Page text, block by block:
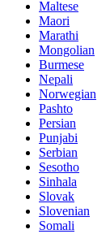
Maltese
Maori
Marathi
Mongolian
Burmese
Nepali
Norwegian
Pashto
Persian
Punjabi
Serbian
Sesotho
Sinhala
Slovak
Slovenian
Somali